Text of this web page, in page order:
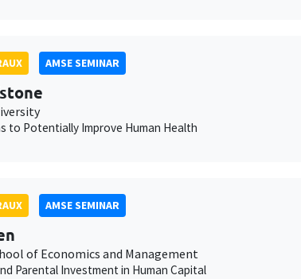
AMSE SEMINAR
to Potentially Improve Human Health
AMSE SEMINAR
of Economics and Management
Parental Investment in Human Capital